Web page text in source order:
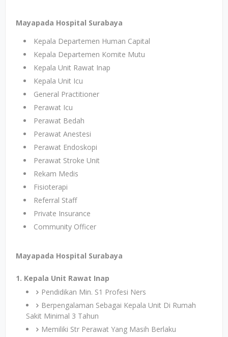
Mayapada Hospital Surabaya
Kepala Departemen Human Capital
Kepala Departemen Komite Mutu
Kepala Unit Rawat Inap
Kepala Unit Icu
General Practitioner
Perawat Icu
Perawat Bedah
Perawat Anestesi
Perawat Endoskopi
Perawat Stroke Unit
Rekam Medis
Fisioterapi
Referral Staff
Private Insurance
Community Officer
Mayapada Hospital Surabaya
1. Kepala Unit Rawat Inap
Pendidikan Min. S1 Profesi Ners
Berpengalaman Sebagai Kepala Unit Di Rumah
Sakit Minimal 3 Tahun
Memiliki Str Perawat Yang Masih Berlaku